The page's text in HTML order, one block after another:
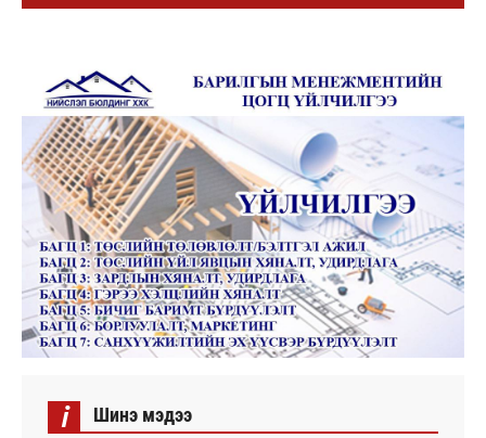
i Шинэ мэдээ